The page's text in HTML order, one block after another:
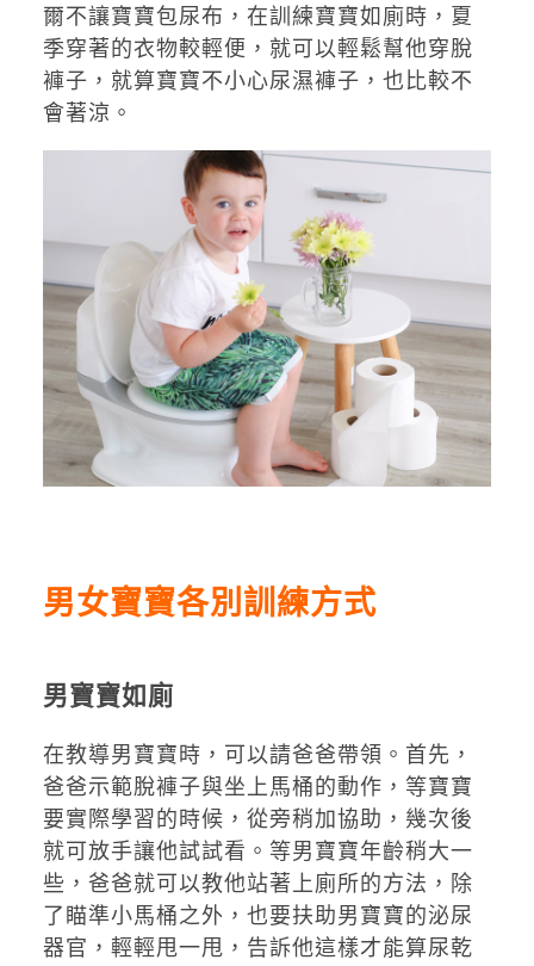
爾不讓寶寶包尿布，在訓練寶寶如廁時，夏
季穿著的衣物較輕便，就可以輕鬆幫他穿脫
褲子，就算寶寶不小心尿濕褲子，也比較不
會著涼。
男女寶寶各別訓練方式
男寶寶如廁
在教導男寶寶時，可以請爸爸帶領。首先，
爸爸示範脫褲子與坐上馬桶的動作，等寶寶
要實際學習的時候，從旁稍加協助，幾次後
就可放手讓他試試看。等男寶寶年齡稍大一
些，爸爸就可以教他站著上廁所的方法，除
了瞄準小馬桶之外，也要扶助男寶寶的泌尿
器官，輕輕甩一甩，告訴他這樣才能算尿乾